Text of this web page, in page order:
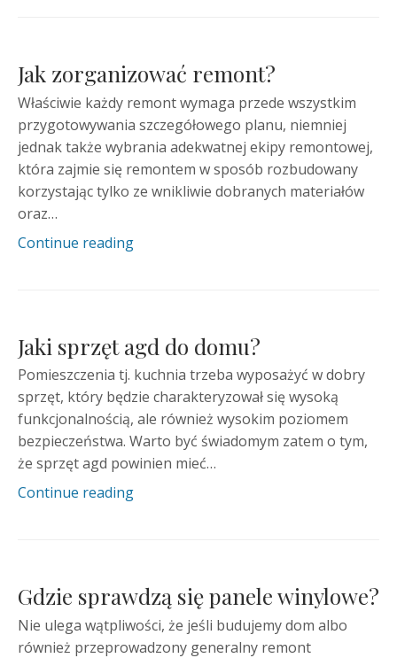
Jak zorganizować remont?
Właściwie każdy remont wymaga przede wszystkim
przygotowywania szczegółowego planu, niemniej
jednak także wybrania adekwatnej ekipy remontowej,
która zajmie się remontem w sposób rozbudowany
korzystając tylko ze wnikliwie dobranych materiałów
oraz…
Continue reading
Jaki sprzęt agd do domu?
Pomieszczenia tj. kuchnia trzeba wyposażyć w dobry
sprzęt, który będzie charakteryzował się wysoką
funkcjonalnością, ale również wysokim poziomem
bezpieczeństwa. Warto być świadomym zatem o tym,
że sprzęt agd powinien mieć…
Continue reading
Gdzie sprawdzą się panele winylowe?
Nie ulega wątpliwości, że jeśli budujemy dom albo
również przeprowadzony generalny remont